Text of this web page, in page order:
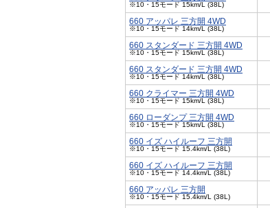
※10・15モード 15km/L (38L)
660 アッパレ 三方開 4WD
※10・15モード 14km/L (38L)
660 スタンダード 三方開 4WD
※10・15モード 15km/L (38L)
660 スタンダード 三方開 4WD
※10・15モード 14km/L (38L)
660 クライマー 三方開 4WD
※10・15モード 15km/L (38L)
660 ローダンプ 三方開 4WD
※10・15モード 15km/L (38L)
660 イズ ハイルーフ 三方開
※10・15モード 15.4km/L (38L)
660 イズ ハイルーフ 三方開
※10・15モード 14.4km/L (38L)
660 アッパレ 三方開
※10・15モード 15.4km/L (38L)